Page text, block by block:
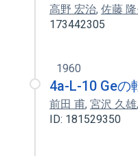
高野 宏治, 佐藤
173442305
1960
4a-L-10 Geの
前田 甫, 宮沢 久雄,
ID: 181529350